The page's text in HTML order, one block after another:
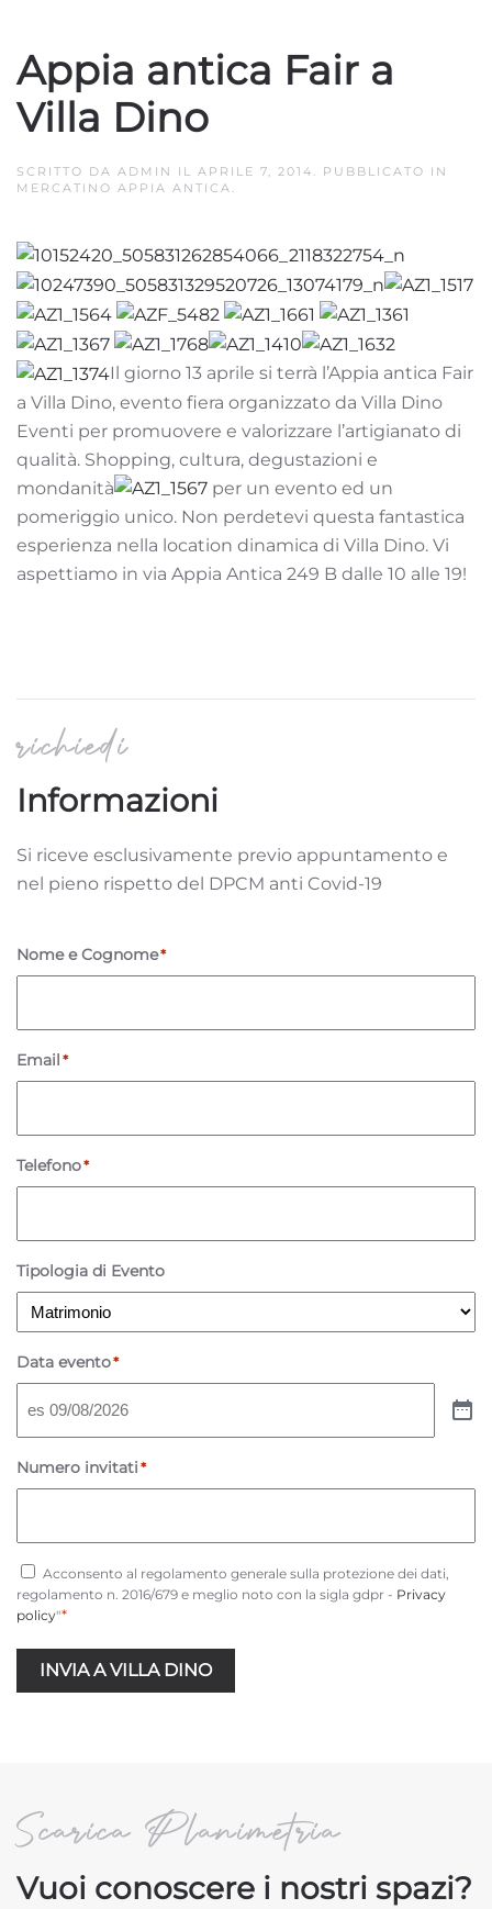
Appia antica Fair a
Villa Dino
SCRITTO DA ADMIN IL APRILE 7, 2014 . PUBBLICATO IN
MERCATINO APPIA ANTICA .
Il giorno 13 aprile si terrà l’Appia antica Fair
a Villa Dino, evento fiera organizzato da Villa Dino
Eventi per promuovere e valorizzare l’artigianato di
qualità. Shopping, cultura, degustazioni e
mondanità
per un evento ed un
pomeriggio unico. Non perdetevi questa fantastica
esperienza nella location dinamica di Villa Dino. Vi
aspettiamo in via Appia Antica 249 B dalle 10 alle 19!
richiedi
Informazioni
Si riceve esclusivamente previo appuntamento e
nel pieno rispetto del DPCM anti Covid-19
Nome e Cognome*
Email *
Telefono*
Tipologia di Evento
Data evento*
Numero invitati*
Consenso*
Acconsento al regolamento generale sulla protezione dei dati,
regolamento n. 2016/679 e meglio noto con la sigla gdpr - Privacy
policy"*
INVIA A VILLA DINO
Scarica Planimetria
Vuoi conoscere i nostri spazi?